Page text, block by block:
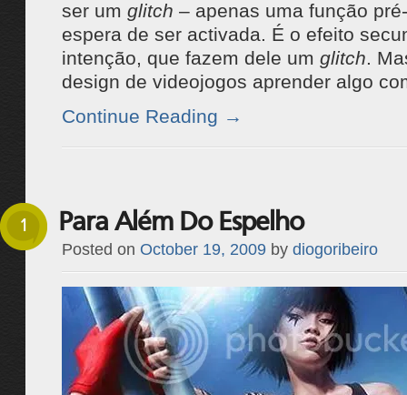
ser um glitch – apenas uma função
espera de ser activada. É o efeito
intenção, que fazem dele um glitch.
design de videojogos aprender algo
Continue Reading →
1 Para Além Do Espelho
Posted on October 19, 2009 by diogoribeiro